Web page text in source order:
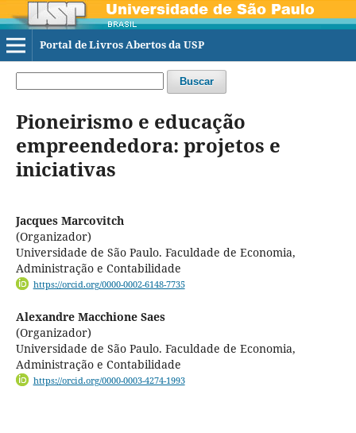
Portal de Livros Abertos da USP
Buscar
Pioneirismo e educação
empreendedora: projetos e
iniciativas
Jacques Marcovitch
(Organizador)
Universidade de São Paulo. Faculdade de Economia,
Administração e Contabilidade
https://orcid.org/0000-0002-6148-7735
Alexandre Macchione Saes
(Organizador)
Universidade de São Paulo. Faculdade de Economia,
Administração e Contabilidade
https://orcid.org/0000-0003-4274-1993